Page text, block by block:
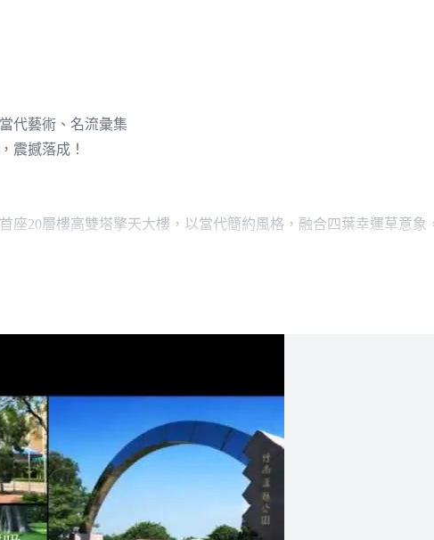
代藝術、名流彙集
震撼落成！
座20層樓高雙塔擎天大樓，以當代簡約風格，融合四葉幸運草意
秉持食品業傳統，秉持良心永續經營，以及不斷革新超越的理念
＜凰璽＞不惜重本打造大新竹最傲人的傳世建築品質；論結構，從
家安全。論防水，室內衛浴、陽露臺、窗框、樓縫、屋頂，皆以
全室配置氣密窗，創造至高寧靜享受。
，＜凰璽＞斥資打造最豪華水景藝術公設中庭，精選藝術石材，
菁英身段，更特設20層環景會館，唯有層峰主人獨享，賦予＜凰璽